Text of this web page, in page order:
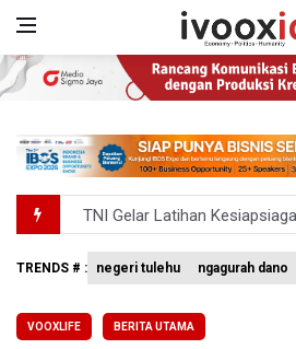
TNI Gelar Latihan
Pemprov Jabar Sediakan
Flores Bersiap Gelar
TRENDS # : negeri tulehu ngagurah dano
VOOXLIFE BERITA UTAMA